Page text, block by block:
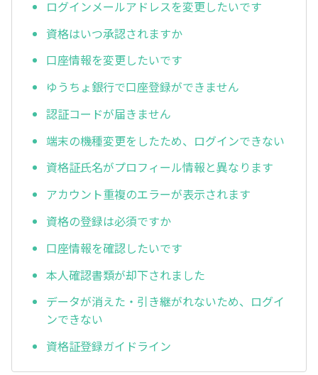
ログインメールアドレスを変更したいです
資格はいつ承認されますか
口座情報を変更したいです
ゆうちょ銀行で口座登録ができません
認証コードが届きません
端末の機種変更をしたため、ログインできない
資格証氏名がプロフィール情報と異なります
アカウント重複のエラーが表示されます
資格の登録は必須ですか
口座情報を確認したいです
本人確認書類が却下されました
データが消えた・引き継がれないため、ログイ
ンできない
資格証登録ガイドライン